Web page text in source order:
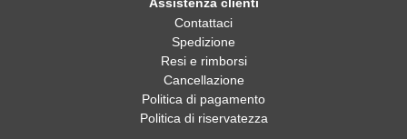
Contattaci
Spedizione
Resi e rimborsi
Cancellazione
Politica di pagamento
Politica di riservatezza